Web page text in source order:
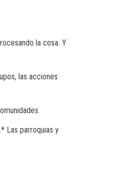
la cosa. Y
las acciones
Las parroquias y